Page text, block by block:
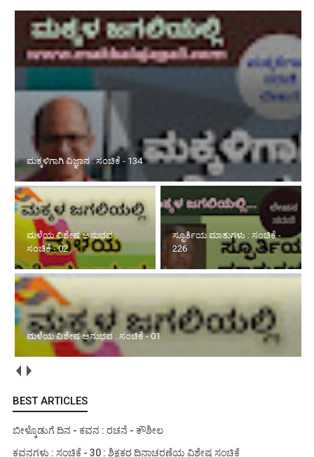
ಮಕ್ಕಳಿಗಾಗಿ ವಿಜ್ಞಾನ : ಸಂಚಿಕೆ - 134
ಮಳೆಯ ವಿಶೇಷ ಅನುಭವ :
ಸಂಚಿಕೆ - 02
ಸ್ಫೂರ್ತಿಯ ಮಾತುಗಳು : ಸಂಚಿಕೆ -
226
ಮಳೆಯ ವಿಶೇಷ ಅನುಭವ : ಸಂಚಿಕೆ - 01
BEST ARTICLES
ಬೀಳ್ಕೊಡುಗೆ ದಿನ - ಕವನ : ರಚನೆ - ಕೌಶೀಲ
ಕವನಗಳು : ಸಂಚಿಕೆ - 30 : ಶಿಕ್ಷಕರ ದಿನಾಚರಣೆಯ ವಿಶೇಷ ಸಂಚಿಕೆ